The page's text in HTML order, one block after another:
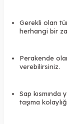
Gerekli olan
herhangi bir
Perakende
verebilirsiniz.
Sap
taşıma